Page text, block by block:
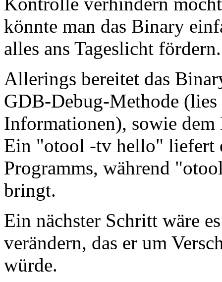
könnte man das Binary
alles ans Tageslicht fördern.
Allerings bereitet das
GDB-Debug-Methode
Informationen), sowie
Ein "otool -tv hello" liefert
Programms, während
bringt.
Ein nächster Schritt wäre
verändern, das er um
würde.